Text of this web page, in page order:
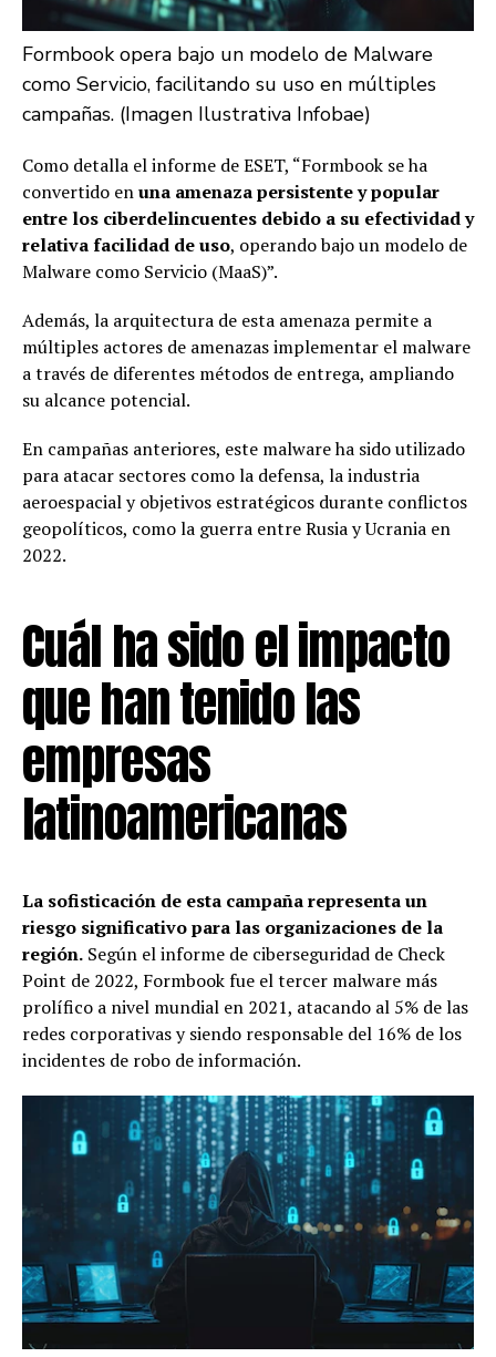
Formbook opera bajo un modelo de Malware
como Servicio, facilitando su uso en múltiples
campañas. (Imagen Ilustrativa Infobae)
Como detalla el informe de ESET, “Formbook se ha
convertido enuna amenaza persistente y popular
entre los ciberdelincuentes debido a su efectividad y
relativa facilidad de uso, operando bajo un modelo de
Malware como Servicio (MaaS)”.
Además, la arquitectura de esta amenaza permite a
múltiples actores de amenazas implementar el malware
a través de diferentes métodos de entrega, ampliando
su alcance potencial.
En campañas anteriores, este malware ha sido utilizado
para atacar sectores como la defensa, la industria
aeroespacial y objetivos estratégicos durante conflictos
geopolíticos, como la guerra entre Rusia y Ucrania en
2022.
Cuál ha sido el impacto
que han tenido las
empresas
latinoamericanas
La sofisticación de esta campaña representa un
riesgo significativo para las organizaciones de la
región. Según el informe de ciberseguridad de Check
Point de 2022, Formbook fue el tercer malware más
prolífico a nivel mundial en 2021, atacando al 5% de las
redes corporativas y siendo responsable del 16% de los
incidentes de robo de información.